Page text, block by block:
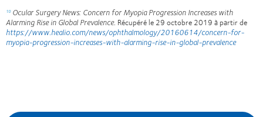
10 Ocular Surgery News: Concern for Myopia Progression Increases with
Alarming Rise in Global Prevalence. Récupéré le 29 octobre 2019 à partir de
https://www.healio.com/news/ophthalmology/20160614/concern-for-
myopia-progression-increases-with-alarming-rise-in-global-prevalence